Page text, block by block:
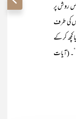
روش پر
کی طرف
کچھ کر کے
(آیات